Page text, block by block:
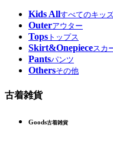
Kids Allすべてのキッ
Outerアウター
Tops トップス
Skirt&Onepieceスカ
Pantsパンツ
Othersその他
古着雑貨
Goods古着雑貨